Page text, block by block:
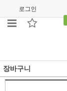
로그인
장바구니